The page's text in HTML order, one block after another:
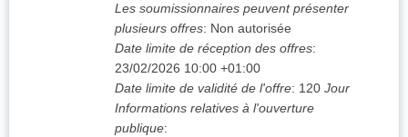
Les soumissionnaires peuvent présenter
plusieurs offres: Non autorisée
Date limite de réception des offres:
23/02/2026 10:00 +01:00
Date limite de validité de l'offre: 120 Jour
Informations relatives à l'ouverture
publique: